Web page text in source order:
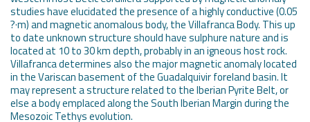
studies have elucidated the presence of a highly conductive (0.05
?·m) and magnetic anomalous body, the Villafranca Body. This up
to date unknown structure should have sulphure nature and is
located at 10 to 30 km depth, probably in an igneous host rock.
Villafranca determines also the major magnetic anomaly located
in the Variscan basement of the Guadalquivir foreland basin. It
may represent a structure related to the Iberian Pyrite Belt, or
else a body emplaced along the South Iberian Margin during the
Mesozoic Tethys evolution.